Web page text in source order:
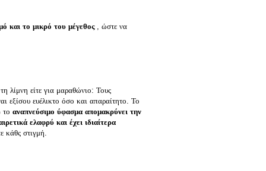
και το μικρό του μέγεθος, ώστε να
λίμνη είτε για μαραθώνιο: Τους
εξίσου ευέλικτο όσο και απαραίτητο. Το
το αναπνεύσιμο ύφασμα απομακρύνει την
ελαφρύ και έχει ιδιαίτερα
κάθς στιγμή.